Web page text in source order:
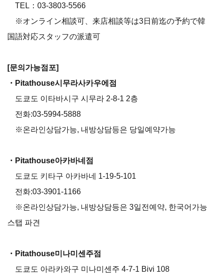
TEL：03-3803-5566
※オンライン相談可、来店相談等は3日前迄の予約で韓
国語対応スタッフの派遣可
[문의가능점포]
・Pitathouse시무라사카우에점
도쿄도 이타바시구 시무라 2-8-1 2층
전화:03-5994-5888
※온라인상담가능, 내방상담등은 당일예약가능
・Pitathouse아카바네점
도쿄도 키타구 아카바네 1-19-5-101
전화:03-3901-1166
※온라인상담가능, 내방상담등은 3일전예약, 한국어가능
스탭 파견
・Pitathouse미나미센주점
도쿄도 아라카와구 미나미센주 4-7-1 Bivi 108